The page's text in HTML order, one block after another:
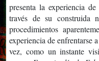
presenta la experiencia
través de su construida
procedimientos
experiencia de enfrentarse
vez, como un instante